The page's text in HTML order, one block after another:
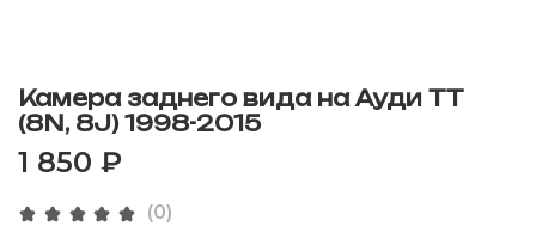
(0)
Камера заднего вида на Ауди TT
(8N, 8J) 1998-2015
1 850 ₽